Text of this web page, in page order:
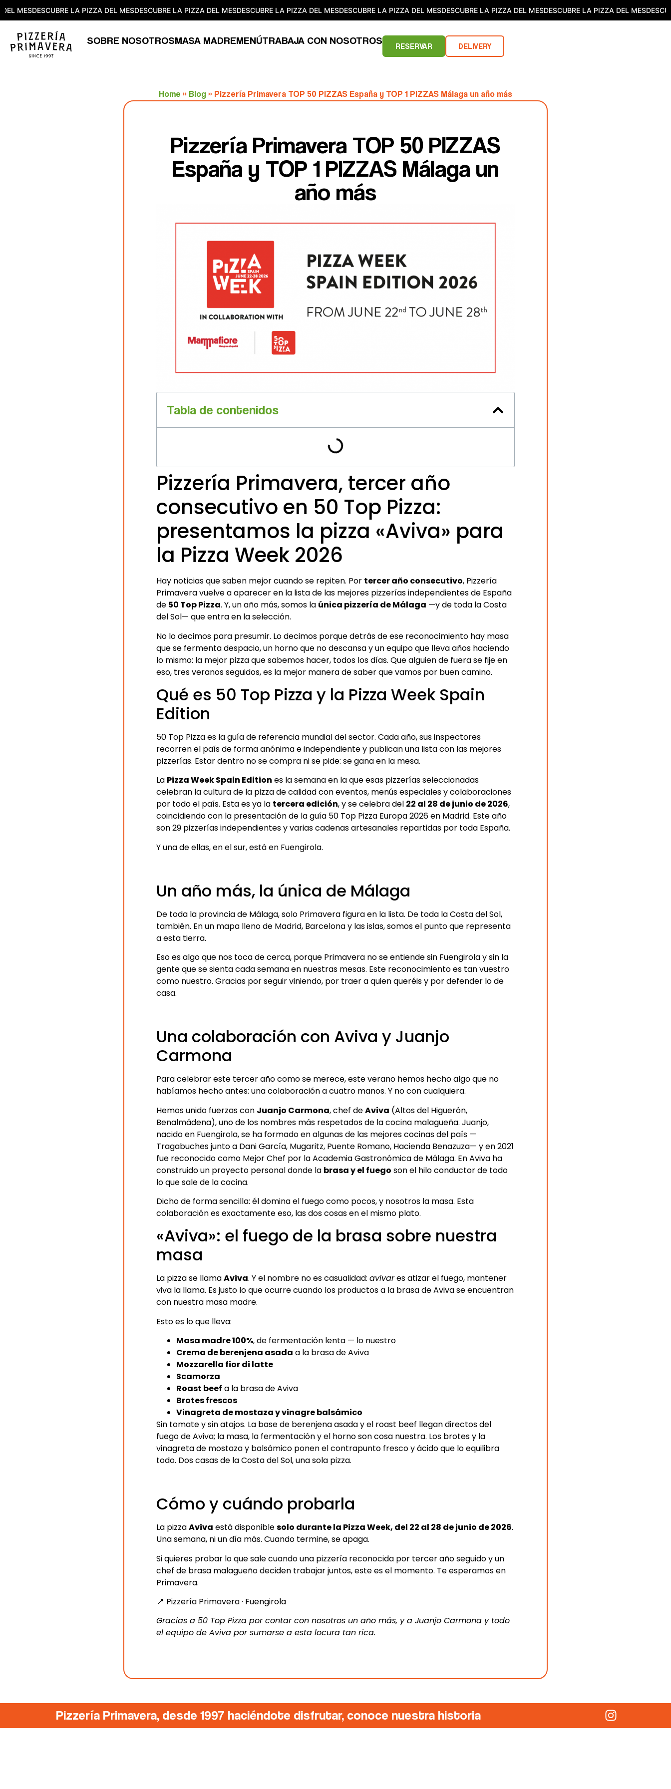
MESDESCUBRE LA PIZZA DEL MESDESCUBRE LA PIZZA DEL MESDESCUBRE LA PIZZA DEL MESDESCUBRE LA PIZZA DEL MESDESCUBRE LA PIZZA DEL MESDESCUBRE LA PIZZA DEL MES
SOBRE NOSOTROSMASA MADREMENÚTRABAJA CON NOSOTROS RESERVAR DELIVERY
Home » Blog » Pizzería Primavera TOP 50 PIZZAS España y TOP 1 PIZZAS Málaga un año más
Pizzería Primavera TOP 50 PIZZAS
España y TOP 1 PIZZAS Málaga un
año más
Tabla de contenidos
Pizzería Primavera, tercer año
consecutivo en 50 Top Pizza:
presentamos la pizza «Aviva» para
la Pizza Week 2026
Hay noticias que saben mejor cuando se repiten. Por tercer año consecutivo, Pizzería
Primavera vuelve a aparecer en la lista de las mejores pizzerías independientes de España
de 50 Top Pizza. Y, un año más, somos la única pizzería de Málaga —y de toda la Costa
del Sol— que entra en la selección.
No lo decimos para presumir. Lo decimos porque detrás de ese reconocimiento hay masa
que se fermenta despacio, un horno que no descansa y un equipo que lleva años haciendo
lo mismo: la mejor pizza que sabemos hacer, todos los días. Que alguien de fuera se fije en
eso, tres veranos seguidos, es la mejor manera de saber que vamos por buen camino.
Qué es 50 Top Pizza y la Pizza Week Spain
Edition
50 Top Pizza es la guía de referencia mundial del sector. Cada año, sus inspectores
recorren el país de forma anónima e independiente y publican una lista con las mejores
pizzerías. Estar dentro no se compra ni se pide: se gana en la mesa.
La Pizza Week Spain Edition es la semana en la que esas pizzerías seleccionadas
celebran la cultura de la pizza de calidad con eventos, menús especiales y colaboraciones
por todo el país. Esta es ya la tercera edición, y se celebra del 22 al 28 de junio de 2026,
coincidiendo con la presentación de la guía 50 Top Pizza Europa 2026 en Madrid. Este año
son 29 pizzerías independientes y varias cadenas artesanales repartidas por toda España.
Y una de ellas, en el sur, está en Fuengirola.
Un año más, la única de Málaga
De toda la provincia de Málaga, solo Primavera figura en la lista. De toda la Costa del Sol,
también. En un mapa lleno de Madrid, Barcelona y las islas, somos el punto que representa
a esta tierra.
Eso es algo que nos toca de cerca, porque Primavera no se entiende sin Fuengirola y sin la
gente que se sienta cada semana en nuestras mesas. Este reconocimiento es tan vuestro
como nuestro. Gracias por seguir viniendo, por traer a quien queréis y por defender lo de
casa.
Una colaboración con Aviva y Juanjo
Carmona
Para celebrar este tercer año como se merece, este verano hemos hecho algo que no
habíamos hecho antes: una colaboración a cuatro manos. Y no con cualquiera.
Hemos unido fuerzas con Juanjo Carmona, chef deAviva (Altos del Higuerón,
Benalmádena), uno de los nombres más respetados de la cocina malagueña. Juanjo,
nacido en Fuengirola, se ha formado en algunas de las mejores cocinas del país —
Tragabuches junto a Dani García, Mugaritz, Puente Romano, Hacienda Benazuza— y en 2021
fue reconocido como Mejor Chef por la Academia Gastronómica de Málaga. En Aviva ha
construido un proyecto personal donde la brasa y el fuego son el hilo conductor de todo
lo que sale de la cocina.
Dicho de forma sencilla: él domina el fuego como pocos, y nosotros la masa. Esta
colaboración es exactamente eso, las dos cosas en el mismo plato.
«Aviva»: el fuego de la brasa sobre nuestra
masa
La pizza se llamaAviva. Y el nombre no es casualidad: avivares atizar el fuego, mantener
viva la llama. Es justo lo que ocurre cuando los productos a la brasa de Aviva se encuentran
con nuestra masa madre.
Esto es lo que lleva:
Masa madre 100%, de fermentación lenta — lo nuestro
Crema de berenjena asada a la brasa de Aviva
Mozzarella fior di latte
Scamorza
Roast beef a la brasa de Aviva
Brotes frescos
Vinagreta de mostaza y vinagre balsámico
Sin tomate y sin atajos. La base de berenjena asada y el roast beef llegan directos del
fuego de Aviva; la masa, la fermentación y el horno son cosa nuestra. Los brotes y la
vinagreta de mostaza y balsámico ponen el contrapunto fresco y ácido que lo equilibra
todo. Dos casas de la Costa del Sol, una sola pizza.
Cómo y cuándo probarla
La pizzaAviva está disponiblesolo durante la Pizza Week, del 22 al 28 de junio de 2026.
Una semana, ni un día más. Cuando termine, se apaga.
Si quieres probar lo que sale cuando una pizzería reconocida por tercer año seguido y un
chef de brasa malagueño deciden trabajar juntos, este es el momento. Te esperamos en
Primavera.
📍 Pizzería Primavera · Fuengirola
Gracias a 50 Top Pizza por contar con nosotros un año más, y a Juanjo Carmona y todo
el equipo de Aviva por sumarse a esta locura tan rica.
Pizzería Primavera, desde 1997 haciéndote disfrutar, conoce nuestra historia